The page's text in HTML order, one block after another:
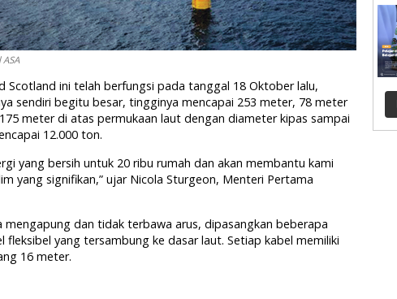
Scotland ini telah berfungsi pada tanggal 18 Oktober lalu,
sendiri begitu besar, tingginya mencapai 253 meter, 78 meter
meter di atas permukaan laut dengan diameter kipas sampai
12.000 ton.
yang bersih untuk 20 ribu rumah dan akan membantu kami
yang signifikan,” ujar Nicola Sturgeon, Menteri Pertama
dan tidak terbawa arus, dipasangkan beberapa
yang tersambung ke dasar laut. Setiap kabel memiliki
16 meter.